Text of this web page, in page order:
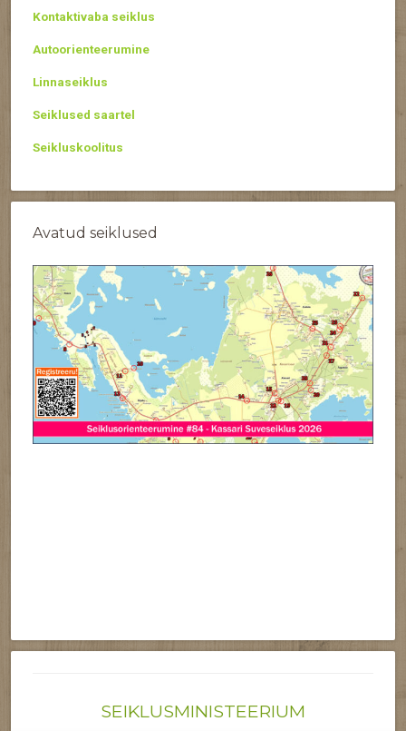
Kontaktivaba seiklus
Autoorienteerumine
Linnaseiklus
Seiklused saartel
Seikluskoolitus
Avatud seiklused
SEIKLUSMINISTEERIUM